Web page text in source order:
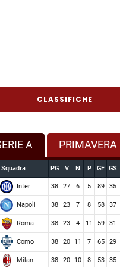
CLASSIFICHE
A PRIMAVERA
Squadra PG V N P GF GS
Inter 38 27 6 5 89 35
Napoli 38 23 7 8 58 37
Roma 38 23 4 11 59 31
Como 38 20 11 7 65 29
Milan 38 20 10 8 53 35